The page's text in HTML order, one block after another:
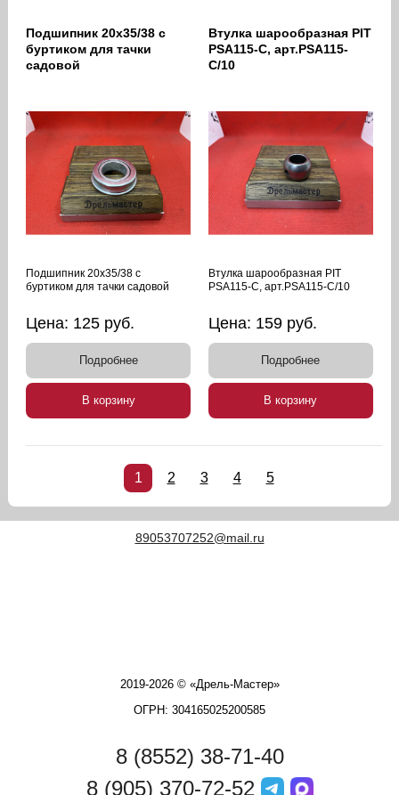
Подшипник 20х35/38 с
буртиком для тачки
садовой
Подшипник 20х35/38 с
буртиком для тачки садовой
Цена: 125 руб.
Подробнее
В корзину
Втулка шарообразная PIT
PSA115-C, арт.PSA115-
C/10
Втулка шарообразная PIT
PSA115-C, арт.PSA115-C/10
Цена: 159 руб.
Подробнее
В корзину
1 2 3 4 5
89053707252@mail.ru
2019-2026 © «Дрель-Мастер»
ОГРН: 304165025200585
8 (8552) 38-71-40
8 (905) 370-72-52